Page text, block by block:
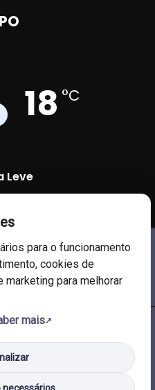
18 °C
Leve
para o funcionamento
cookies de
para melhorar
mais